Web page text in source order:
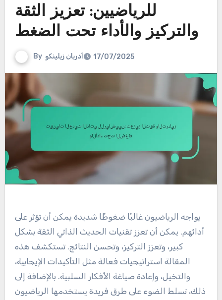
للرياضيين: تعزيز الثقة
والتركيز والأداء تحت الضغط
By أدريان زيلينكو 17/07/2025
يواجه الرياضيون غالبًا ضغوطًا شديدة يمكن أن تؤثر على
أدائهم. يمكن أن تعزز تقنيات الحديث الذاتي الثقة بشكل
كبير، وتعزز التركيز، وتحسن النتائج. تستكشف هذه
المقالة استراتيجيات فعالة مثل التأكيدات الإيجابية،
والتخيل، وإعادة صياغة الأفكار السلبية. بالإضافة إلى
ذلك، تسلط الضوء على طرق فريدة يستخدمها الرياضيون